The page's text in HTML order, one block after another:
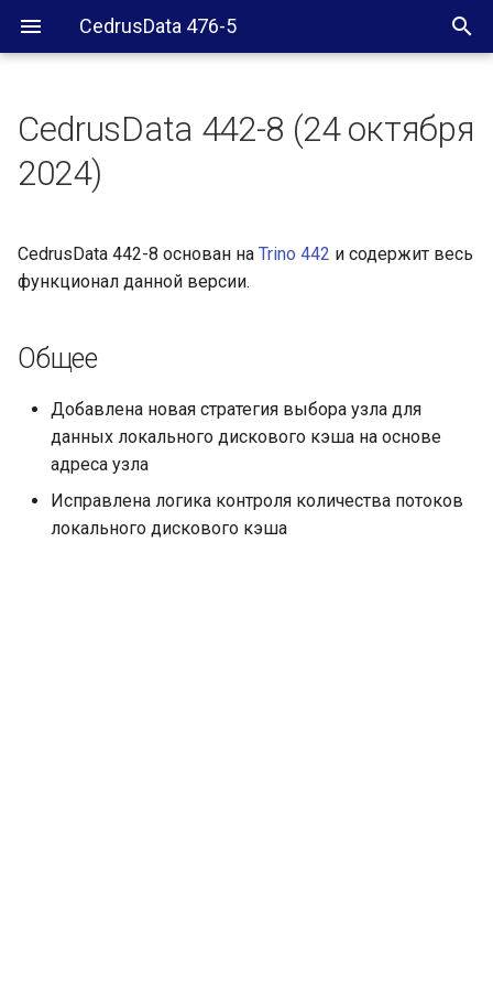
CedrusData 476-5
CedrusData 442-8 (24 октября
2024)
CedrusData 442-8 основан на Trino 442 и содержит весь
функционал данной версии.
Общее
Добавлена новая стратегия выбора узла для
данных локального дискового кэша на основе
адреса узла
Исправлена логика контроля количества потоков
локального дискового кэша